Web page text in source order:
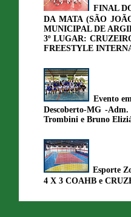
FINAL
DA MATA (SÃO
MUNICIPAL DE
3º LUGAR:
FREESTYLE
Evento
Descoberto-MG -
Trombini e Bruno
Esporte
4 X 3 COAHB e